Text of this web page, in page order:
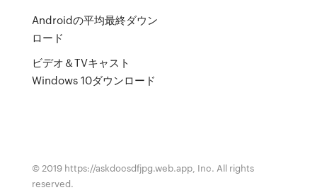
Androidの平均最終ダウン
ロード
ビデオ＆TVキャスト
Windows 10ダウンロード
© 2019 https://askdocsdfjpg.web.app, Inc. All rights
reserved.